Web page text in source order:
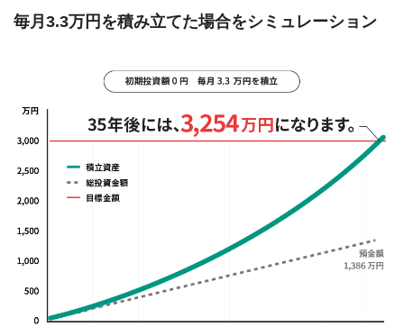
毎月3.3万円を積み立てた場合をシミュレーション